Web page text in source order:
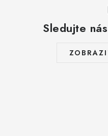
OŘECHY PRAŽENÉ,
PISTÁCIE PRAŽENÉ SOLENÉ
Sledujte